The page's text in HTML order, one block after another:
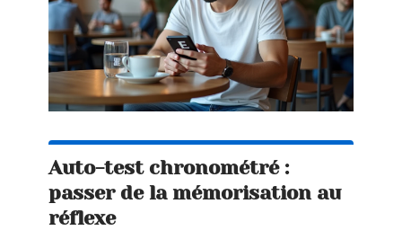
Auto-test chronométré :
passer de la mémorisation au
réflexe